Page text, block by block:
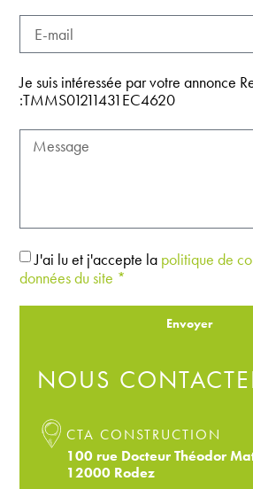
Je suis intéressée par votre annonce
:TMMS01211431EC4620
J'ai lu et j'accepte la politique de
données du site *
Envoyer
NOUS
CTA CONSTRUCTION
100 rue Docteur Théodor
12000 Rodez